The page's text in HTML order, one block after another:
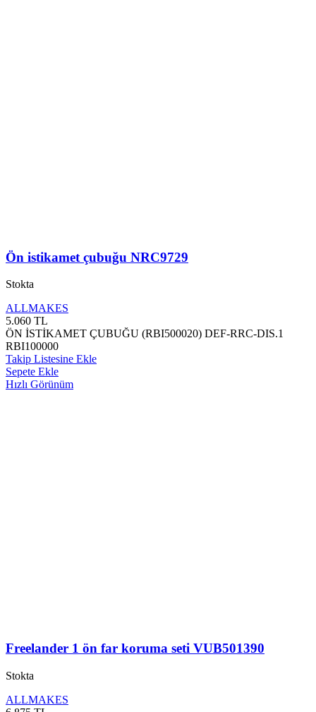
Ön istikamet çubuğu NRC9729
Stokta
ALLMAKES
5.060 TL
ÖN İSTİKAMET ÇUBUĞU (RBI500020) DEF-RRC-DIS.1
RBI100000
Takip Listesine Ekle
Sepete Ekle
Hızlı Görünüm
Freelander 1 ön far koruma seti VUB501390
Stokta
ALLMAKES